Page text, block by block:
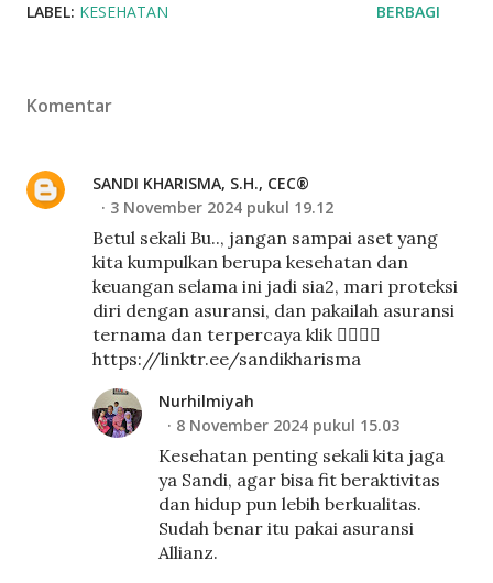
LABEL: KESEHATAN BERBAGI
Komentar
SANDI KHARISMA, S.H., CEC®
3 November 2024 pukul 19.12
Betul sekali Bu.., jangan sampai aset yang
kita kumpulkan berupa kesehatan dan
keuangan selama ini jadi sia2, mari proteksi
diri dengan asuransi, dan pakailah asuransi
ternama dan terpercaya klik 👉🏼👉🏼
https://linktr.ee/sandikharisma
Nurhilmiyah
8 November 2024 pukul 15.03
Kesehatan penting sekali kita jaga
ya Sandi, agar bisa fit beraktivitas
dan hidup pun lebih berkualitas.
Sudah benar itu pakai asuransi
Allianz.